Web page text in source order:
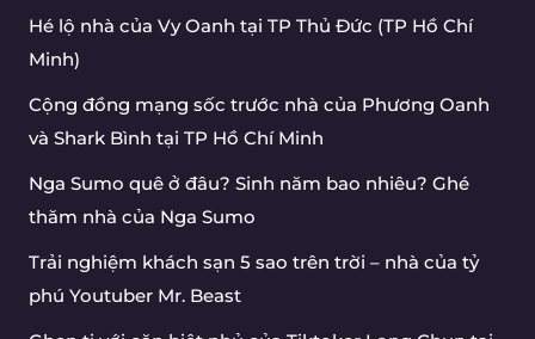
Hé lộ nhà của Vy Oanh tại TP Thủ Đức (TP Hồ Chí
Minh)
Cộng đồng mạng sốc trước nhà của Phương Oanh
và Shark Bình tại TP Hồ Chí Minh
Nga Sumo quê ở đâu? Sinh năm bao nhiêu? Ghé
thăm nhà của Nga Sumo
Trải nghiệm khách sạn 5 sao trên trời – nhà của tỷ
phú Youtuber Mr. Beast